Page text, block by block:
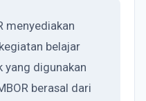
menyediakan
belajar
yang digunakan
berasal dari